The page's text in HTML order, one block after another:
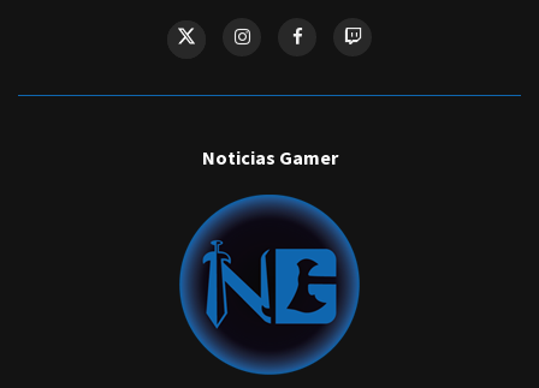
Noticias Gamer